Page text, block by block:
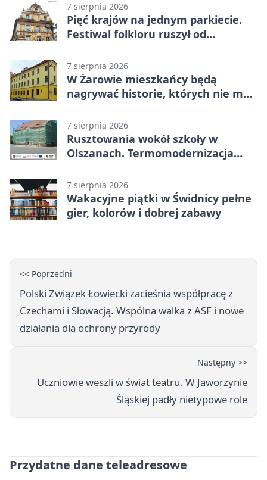
7 sierpnia 2026
Pięć krajów na jednym parkiecie.
Festiwal folkloru ruszył od
7 sierpnia 2026
W Żarowie mieszkańcy będą
nagrywać historie, których nie ma
7 sierpnia 2026
Rusztowania wokół szkoły w
Olszanach. Termomodernizacja
7 sierpnia 2026
Wakacyjne piątki w Świdnicy pełne
gier, kolorów i dobrej zabawy
<< Poprzedni
Polski Związek Łowiecki zacieśnia współpracę z
Czechami i Słowacją. Wspólna walka z ASF i nowe
działania dla ochrony przyrody
Następny >>
Uczniowie weszli w świat teatru. W Jaworzynie
Śląskiej padły nietypowe role
Przydatne dane teleadresowe